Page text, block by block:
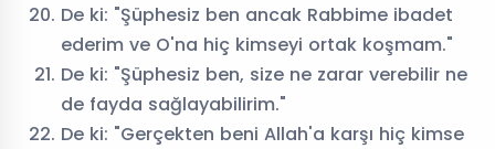
De ki: "Şüphesiz ben ancak Rabbime ibadet
ederim ve O'na hiç kimseyi ortak koşmam."
De ki: "Şüphesiz ben, size ne zarar verebilir ne
de fayda sağlayabilirim."
De ki: "Gerçekten beni Allah'a karşı hiç kimse